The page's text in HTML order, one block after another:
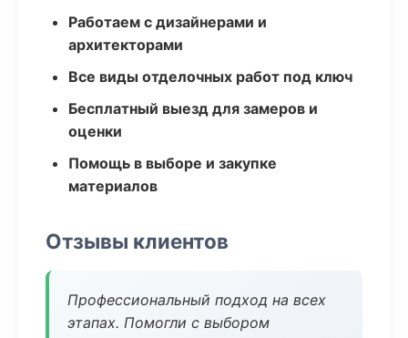
Работаем с дизайнерами и
архитекторами
Все виды отделочных работ под ключ
Бесплатный выезд для замеров и
оценки
Помощь в выборе и закупке
материалов
Отзывы клиентов
Профессиональный подход на всех
этапах. Помогли с выбором